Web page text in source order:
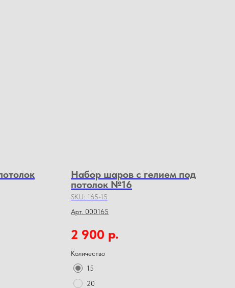
Набор шаров с гелием под
потолок №16
SKU: 165-15
Арт. 000165
2 900 р.
Количество
15
20